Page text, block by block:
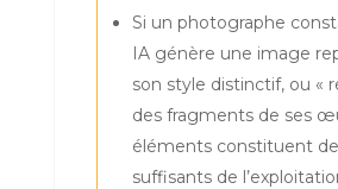
Si un photographe
IA génère une image
son style distinctif, ou «
des fragments de ses
éléments constituent
suffisants de